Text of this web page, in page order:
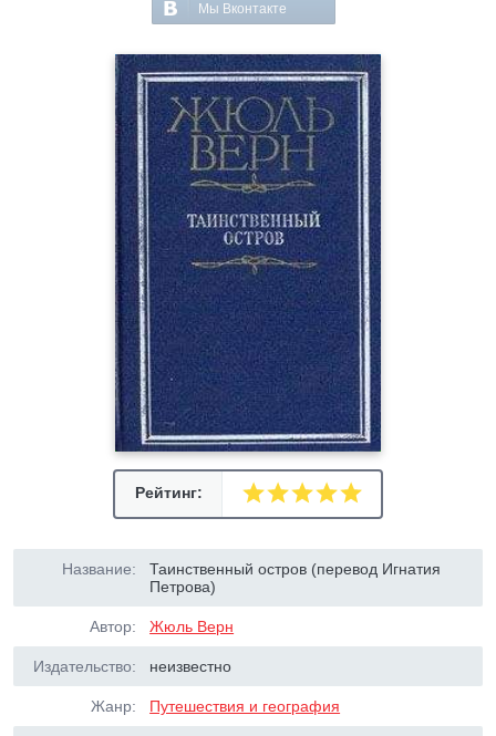
Мы Вконтакте
Рейтинг:
Название:
Таинственный остров (перевод Игнатия
Петрова)
Автор: Жюль Верн
Издательство: неизвестно
Жанр: Путешествия и география